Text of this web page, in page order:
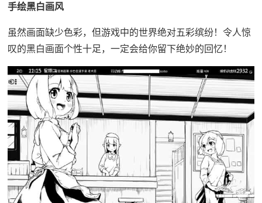
手绘黑白画风
虽然画面缺少色彩，但游戏中的世界绝对五彩缤纷！令人惊
叹的黑白画面个性十足，一定会给你留下绝妙的回忆！